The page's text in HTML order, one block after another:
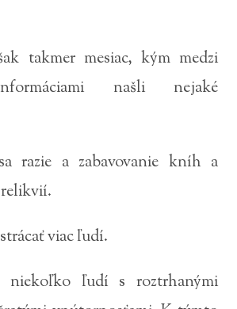
takmer mesiac, kým medzi
našli nejaké
razie a zabavovanie kníh a
viac ľudí.
niekoľko ľudí s roztrhanými